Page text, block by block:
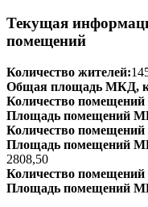
Текущая
помещений
Количество жителей:
Общая площадь МКД,
Количество
Площадь помещений
Количество
Площадь помещений
2808,50
Количество
Площадь помещений